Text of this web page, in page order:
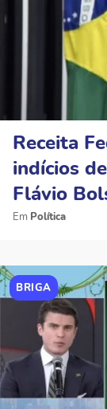
Receita
indícios
Flávio
Política
BRIGA